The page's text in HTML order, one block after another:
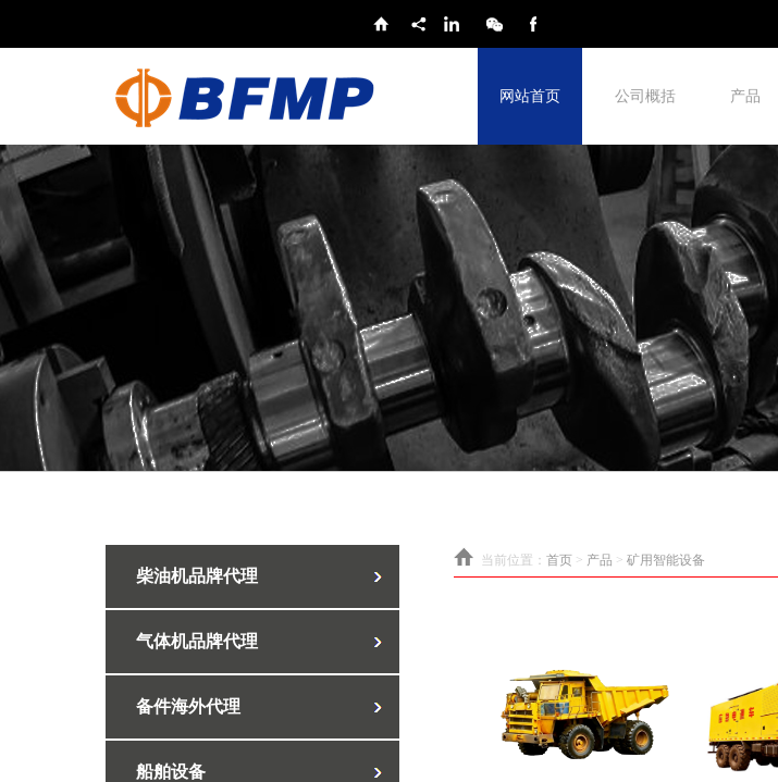
网站首页 公司概括 产品
柴油机品牌代理
气体机品牌代理
备件海外代理
船舶设备
当前位置： 首页 > 产品 > 矿用智能设备